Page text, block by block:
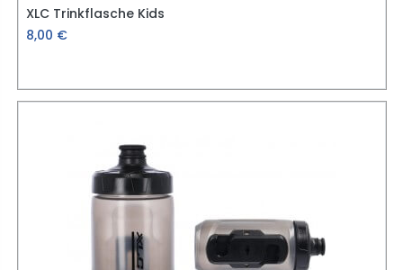
XLC Trinkflasche Kids
8,00 €